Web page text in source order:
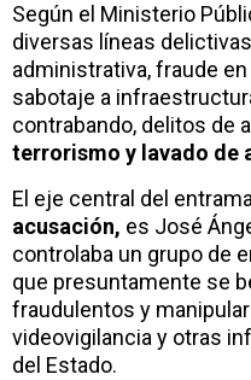
Según el Ministerio
diversas líneas
administrativa, fraude
sabotaje a
contrabando, delitos de
terrorismo y lavado de
El eje central del
acusación, es José
controlaba un grupo de
que presuntamente se
fraudulentos y
videovigilancia y otras
del Estado.